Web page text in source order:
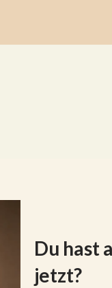
Du hast
jetzt?